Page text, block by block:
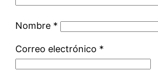
Nombre *
Correo electrónico *